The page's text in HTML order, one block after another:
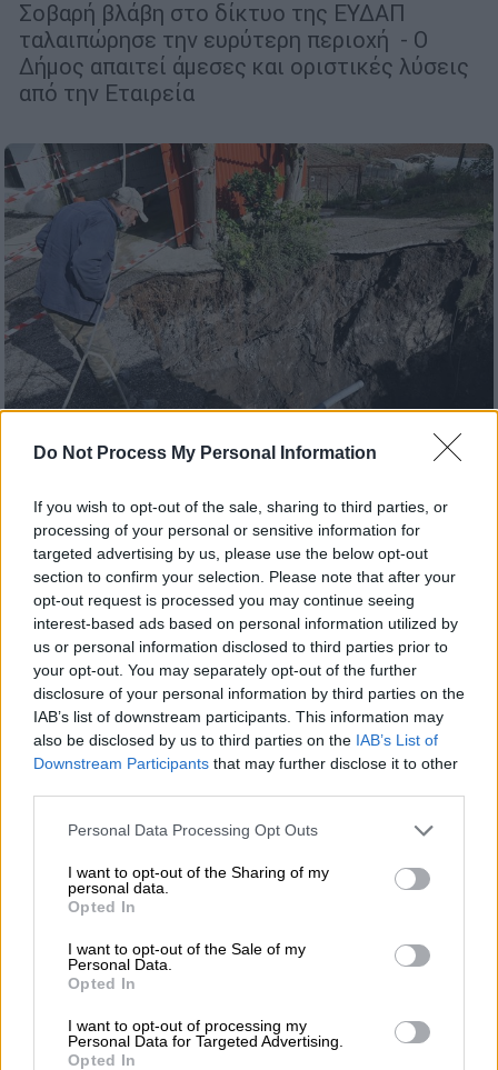
Do Not Process My Personal Information
If you wish to opt-out of the sale, sharing to third parties, or
processing of your personal or sensitive information for
targeted advertising by us, please use the below opt-out
section to confirm your selection. Please note that after your
opt-out request is processed you may continue seeing
interest-based ads based on personal information utilized by
us or personal information disclosed to third parties prior to
your opt-out. You may separately opt-out of the further
disclosure of your personal information by third parties on the
IAB’s list of downstream participants. This information may
also be disclosed by us to third parties on the IAB’s List of
Downstream Participants that may further disclose it to other
Please note that this website/app uses one or more Google
not limited to your visit or usage behaviour. You may click to
grant or deny consent to Google and its third-party tags to
use your data for below specified purposes in below Google
consent section.
Personal Data Processing Opt Outs
I want to opt-out of the Sharing of my
personal data.
Opted In
I want to opt-out of the Sale of my
Personal Data.
Opted In
I want to opt-out of processing my
Personal Data for Targeted Advertising.
Opted In
Σοβαρή βλάβη στο δίκτυο της ΕΥΔΑΠ
ταλαιπώρησε την ευρύτερη περιοχή - Ο
Δήμος απαιτεί άμεσες και οριστικές λύσεις
από την Εταιρεία
Ελλάδα|07.10.2025 18:18
Απίστευτες εικόνες στις Φυτείες
Αιτωλοακαρνανίας - Πώς «άνοιξε» η γη
Επικίνδυνη καθίζηση του εδάφους, με
δημιουργία κρατήρα σημειώθηκε εντός της
κοινότητας Φυτειών Αιτωλοακαρνανίας
δίπλα σε κατοικίες